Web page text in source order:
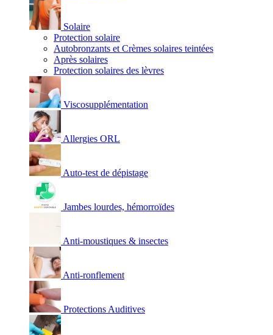
Solaire
Protection solaire
Autobronzants et Crèmes solaires teintées
Après solaires
Protection solaires des lèvres
Viscosupplémentation
Allergies ORL
Auto-test de dépistage
Jambes lourdes, hémorroïdes
Anti-moustiques & insectes
Anti-ronflement
Protections Auditives